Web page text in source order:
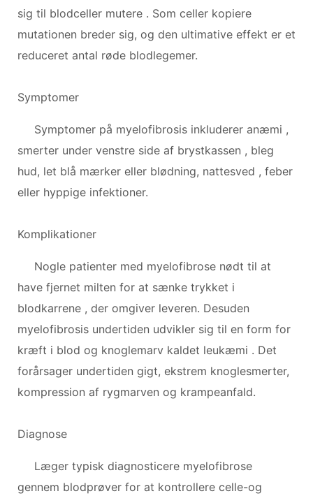
sig til blodceller mutere . Som celler kopiere
mutationen breder sig, og den ultimative effekt er et
reduceret antal røde blodlegemer.
Symptomer
Symptomer på myelofibrosis inkluderer anæmi ,
smerter under venstre side af brystkassen , bleg
hud, let blå mærker eller blødning, nattesved , feber
eller hyppige infektioner.
Komplikationer
Nogle patienter med myelofibrose nødt til at
have fjernet milten for at sænke trykket i
blodkarrene , der omgiver leveren. Desuden
myelofibrosis undertiden udvikler sig til en form for
kræft i blod og knoglemarv kaldet leukæmi . Det
forårsager undertiden gigt, ekstrem knoglesmerter,
kompression af rygmarven og krampeanfald.
Diagnose
Læger typisk diagnosticere myelofibrose
gennem blodprøver for at kontrollere celle-og